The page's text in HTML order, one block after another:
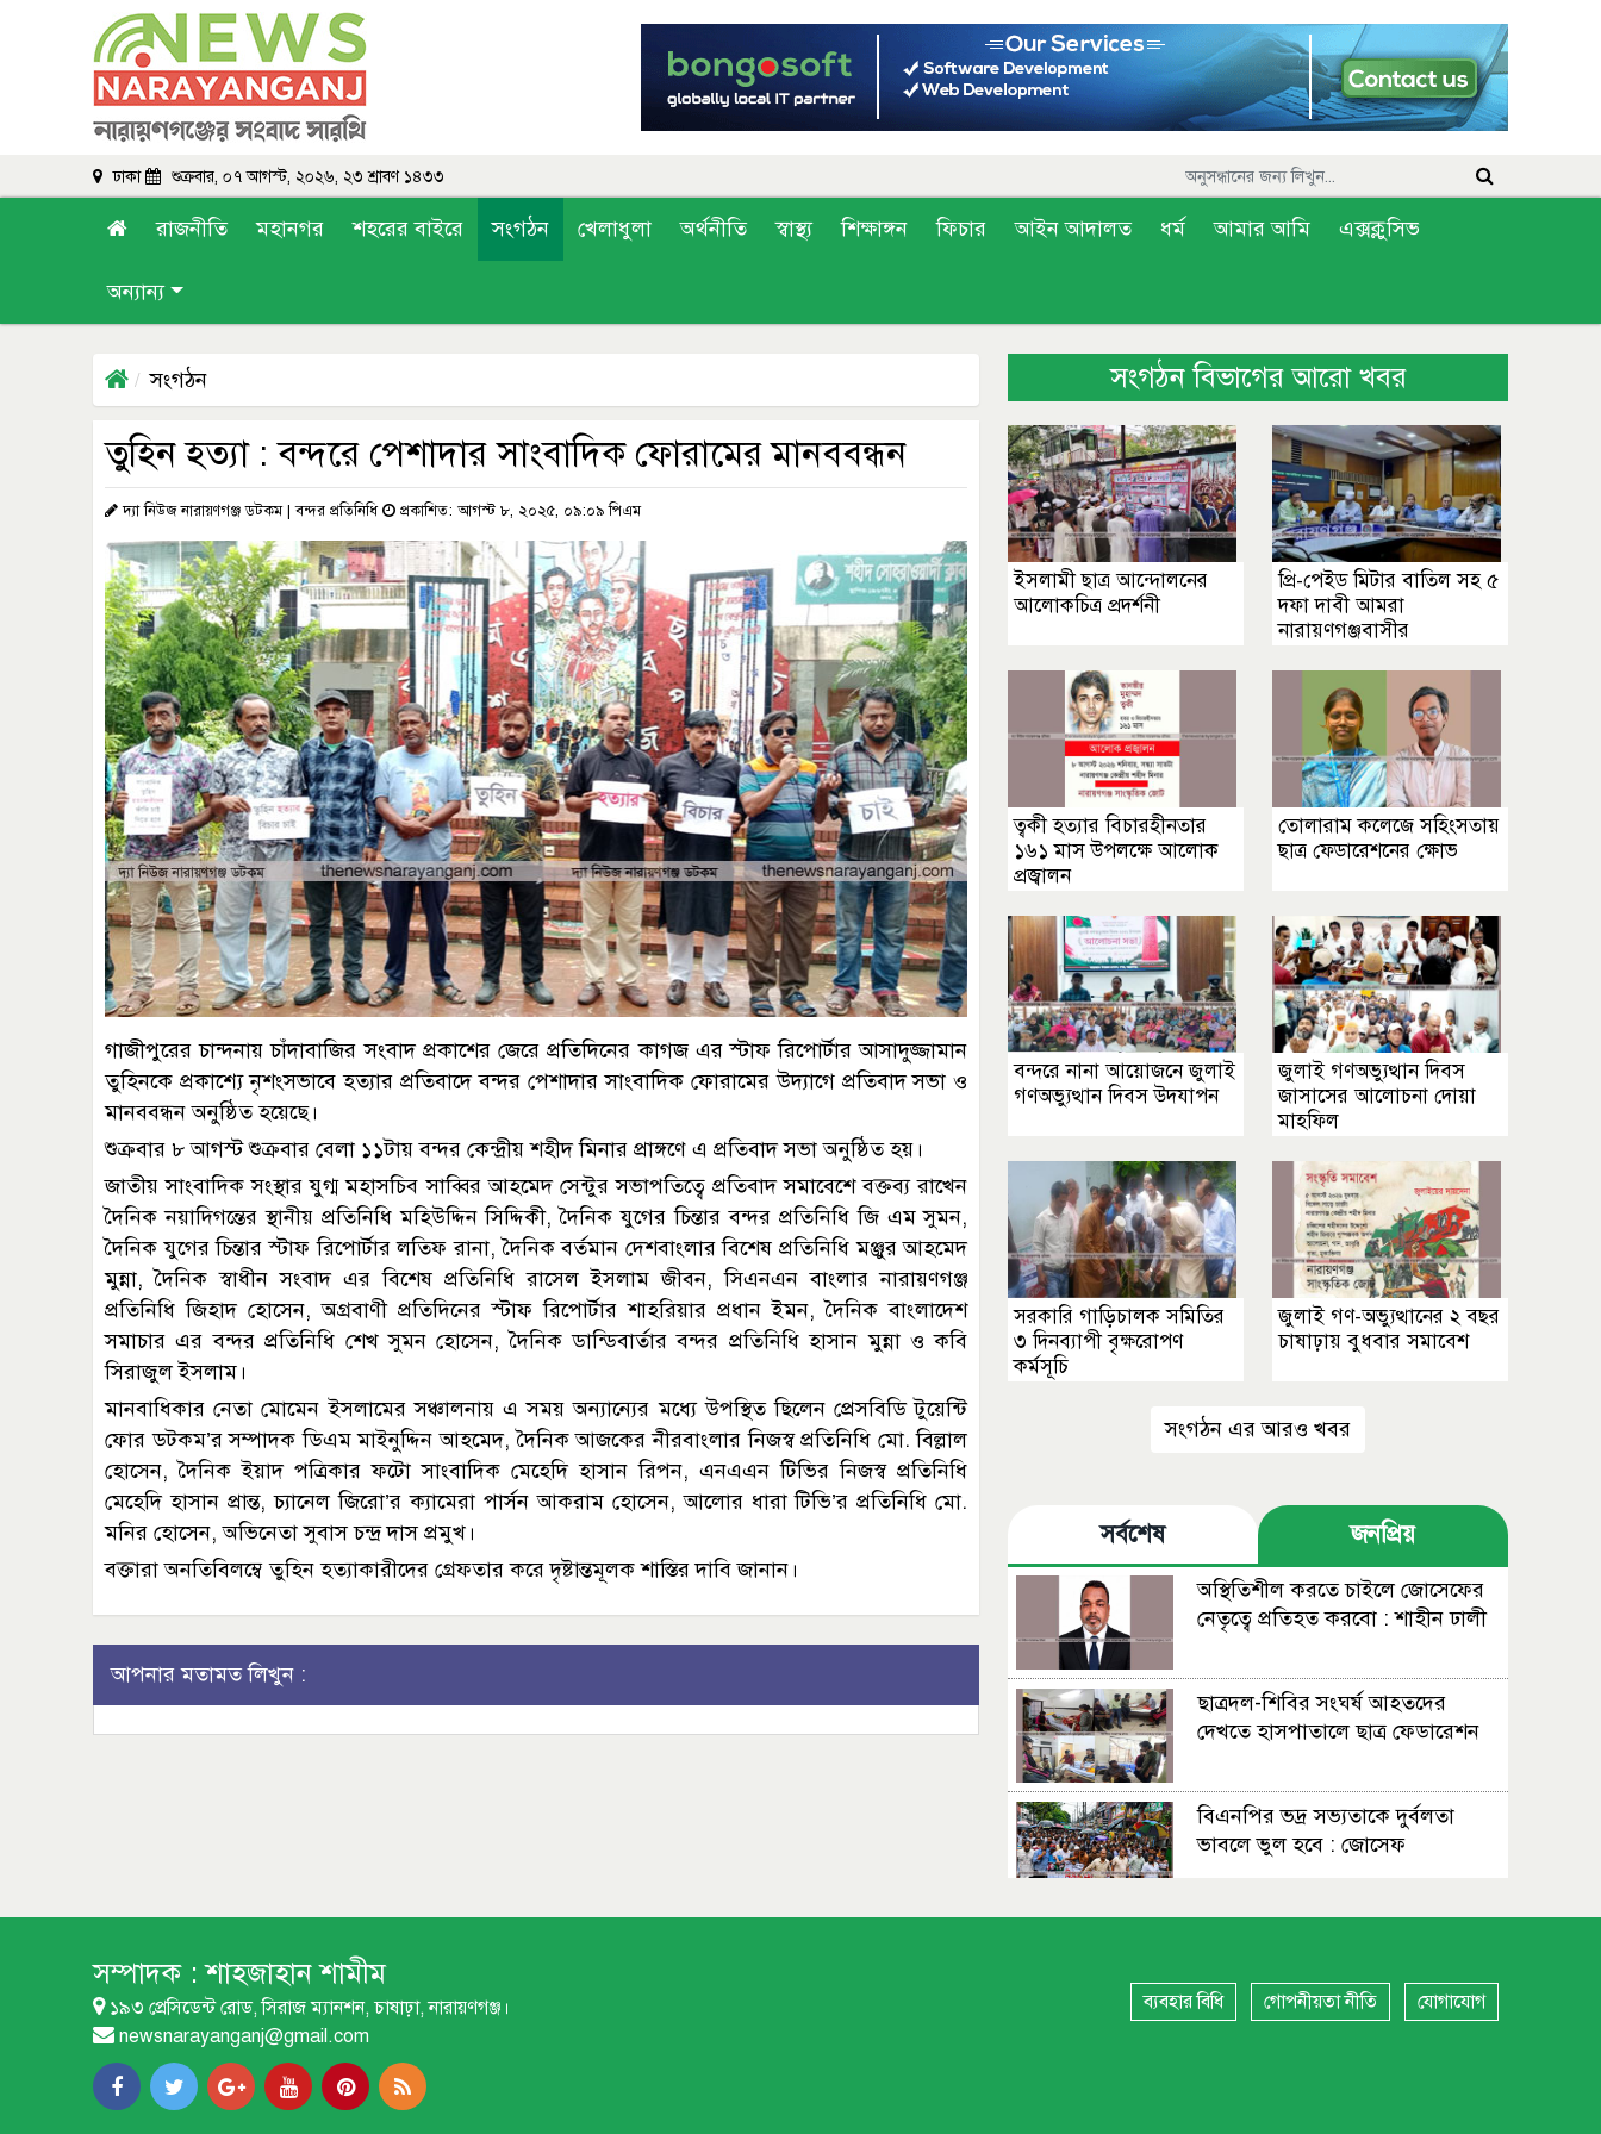
ঢাকা শুক্রবার, ০৭ আগস্ট, ২০২৬, ২৩ শ্রাবণ ১৪৩৩
রাজনীতি মহানগর শহরের বাইরে সংগঠন খেলাধুলা অর্থনীতি স্বাস্থ্য শিক্ষাঙ্গন ফিচার আইন আদালত ধর্ম আমার আমি এক্সক্লুসিভ
অন্যান্য
সংগঠন
তুহিন হত্যা : বন্দরে পেশাদার সাংবাদিক ফোরামের মানববন্ধন
দ্যা নিউজ নারায়ণগঞ্জ ডটকম | বন্দর প্রতিনিধি প্রকাশিত: আগস্ট ৮, ২০২৫, ০৯:০৯ পিএম
গাজীপুরের চান্দনায় চাঁদাবাজির সংবাদ প্রকাশের জেরে প্রতিদিনের কাগজ এর স্টাফ রিপোর্টার আসাদুজ্জামান
তুহিনকে প্রকাশ্যে নৃশংসভাবে হত্যার প্রতিবাদে বন্দর পেশাদার সাংবাদিক ফোরামের উদ্যাগে প্রতিবাদ সভা ও
মানববন্ধন অনুষ্ঠিত হয়েছে।
শুক্রবার ৮ আগস্ট শুক্রবার বেলা ১১টায় বন্দর কেন্দ্রীয় শহীদ মিনার প্রাঙ্গণে এ প্রতিবাদ সভা অনুষ্ঠিত হয়।
জাতীয় সাংবাদিক সংস্থার যুগ্ম মহাসচিব সাব্বির আহমেদ সেন্টুর সভাপতিত্বে প্রতিবাদ সমাবেশে বক্তব্য রাখেন
দৈনিক নয়াদিগন্তের স্থানীয় প্রতিনিধি মহিউদ্দিন সিদ্দিকী, দৈনিক যুগের চিন্তার বন্দর প্রতিনিধি জি এম সুমন,
দৈনিক যুগের চিন্তার স্টাফ রিপোর্টার লতিফ রানা, দৈনিক বর্তমান দেশবাংলার বিশেষ প্রতিনিধি মঞ্জুর আহমেদ
মুন্না, দৈনিক স্বাধীন সংবাদ এর বিশেষ প্রতিনিধি রাসেল ইসলাম জীবন, সিএনএন বাংলার নারায়ণগঞ্জ
প্রতিনিধি জিহাদ হোসেন, অগ্রবাণী প্রতিদিনের স্টাফ রিপোর্টার শাহরিয়ার প্রধান ইমন, দৈনিক বাংলাদেশ
সমাচার এর বন্দর প্রতিনিধি শেখ সুমন হোসেন, দৈনিক ডান্ডিবার্তার বন্দর প্রতিনিধি হাসান মুন্না ও কবি
সিরাজুল ইসলাম।
মানবাধিকার নেতা মোমেন ইসলামের সঞ্চালনায় এ সময় অন্যান্যের মধ্যে উপস্থিত ছিলেন প্রেসবিডি টুয়েন্টি
ফোর ডটকম’র সম্পাদক ডিএম মাইনুদ্দিন আহমেদ, দৈনিক আজকের নীরবাংলার নিজস্ব প্রতিনিধি মো. বিল্লাল
হোসেন, দৈনিক ইয়াদ পত্রিকার ফটো সাংবাদিক মেহেদি হাসান রিপন, এনএএন টিভির নিজস্ব প্রতিনিধি
মেহেদি হাসান প্রান্ত, চ্যানেল জিরো’র ক্যামেরা পার্সন আকরাম হোসেন, আলোর ধারা টিভি’র প্রতিনিধি মো.
মনির হোসেন, অভিনেতা সুবাস চন্দ্র দাস প্রমুখ।
বক্তারা অনতিবিলম্বে তুহিন হত্যাকারীদের গ্রেফতার করে দৃষ্টান্তমূলক শাস্তির দাবি জানান।
আপনার মতামত লিখুন :
সংগঠন বিভাগের আরো খবর
ইসলামী ছাত্র আন্দোলনের
আলোকচিত্র প্রদর্শনী
প্রি-পেইড মিটার বাতিল সহ ৫
দফা দাবী আমরা
নারায়ণগঞ্জবাসীর
ত্বকী হত্যার বিচারহীনতার
১৬১ মাস উপলক্ষে আলোক
প্রজ্বালন
তোলারাম কলেজে সহিংসতায়
ছাত্র ফেডারেশনের ক্ষোভ
বন্দরে নানা আয়োজনে জুলাই
গণঅভ্যুত্থান দিবস উদযাপন
জুলাই গণঅভ্যুত্থান দিবস
জাসাসের আলোচনা দোয়া
মাহফিল
সরকারি গাড়িচালক সমিতির
৩ দিনব্যাপী বৃক্ষরোপণ
কর্মসূচি
জুলাই গণ-অভ্যুত্থানের ২ বছর
চাষাঢ়ায় বুধবার সমাবেশ
সংগঠন এর আরও খবর
সর্বশেষ জনপ্রিয়
অস্থিতিশীল করতে চাইলে জোসেফের
নেতৃত্বে প্রতিহত করবো : শাহীন ঢালী
ছাত্রদল-শিবির সংঘর্ষ আহতদের
দেখতে হাসপাতালে ছাত্র ফেডারেশন
বিএনপির ভদ্র সভ্যতাকে দুর্বলতা
ভাবলে ভুল হবে : জোসেফ
সম্পাদক :শাহজাহান শামীম
১৯৩ প্রেসিডেন্ট রোড, সিরাজ ম্যানশন, চাষাঢ়া, নারায়ণগঞ্জ।
newsnarayanganj@gmail.com
ব্যবহার বিধি গোপনীয়তা নীতি যোগাযোগ